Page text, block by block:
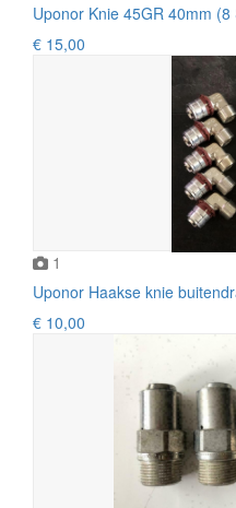
Uponor Knie 45GR 40mm
€ 15,00
1
Uponor Haakse knie
€ 10,00